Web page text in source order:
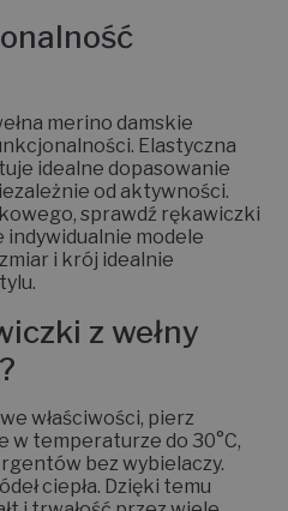
merino damskie
Elastyczna
idealne dopasowanie
od aktywności.
sprawdź rękawiczki
modele
i krój idealnie
z wełny
właściwości, pierz
w temperaturze do 30°C,
bez wybielaczy.
ciepła. Dzięki temu